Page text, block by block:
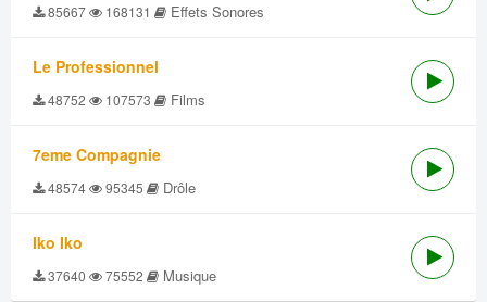
85667 168131 Effets Sonores
Le Professionnel
48752 107573 Films
7eme Compagnie
48574 95345 Drôle
Iko Iko
37640 75552 Musique